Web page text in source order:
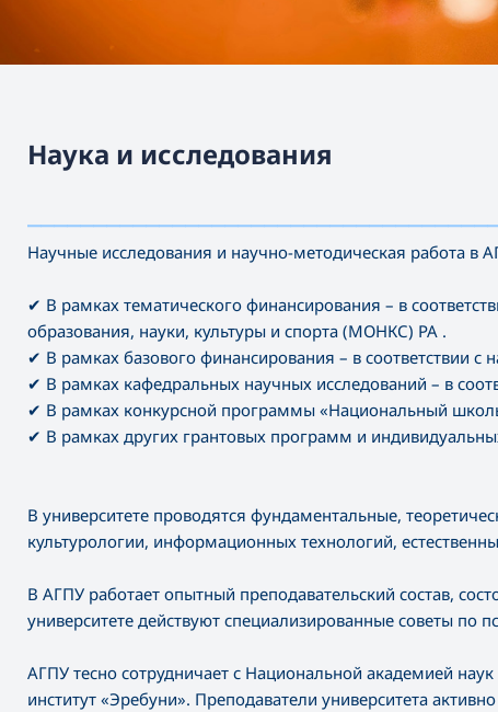
Наука и исследования
Научные исследования и научно-методическая работа
✔ В рамках тематического финансирования – в
образования, науки, культуры и спорта (МОНКС) РА .
✔ В рамках базового финансирования – в соответствии
✔ В рамках кафедральных научных исследований – в
✔ В рамках конкурсной программы «Национальный
✔ В рамках других грантовых программ и
В университете проводятся фундаментальные,
культурологии, информационных технологий,
В АГПУ работает опытный преподавательский состав,
университете действуют специализированные советы по
АГПУ тесно сотрудничает с Национальной академией
институт «Эребуни». Преподаватели университета